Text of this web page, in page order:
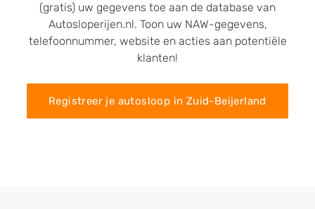
(gratis) uw gegevens toe aan de database van
Autosloperijen.nl. Toon uw NAW-gegevens,
telefoonnummer, website en acties aan potentiële
klanten!
Registreer je autosloop in Zuid-Beijerland